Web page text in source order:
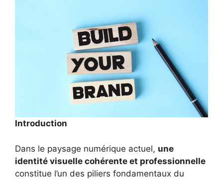
Introduction
Dans le paysage numérique actuel, une
identité visuelle cohérente et professionnelle
constitue l’un des piliers fondamentaux du